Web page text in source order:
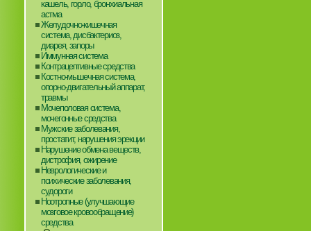
кашель, горло, бронхиальная
астма
Желудочно-кишечная
система, дисбактериоз,
диарея, запоры
Иммунная система
Контрацептивные средства
Костно-мышечная система,
опорно-двигательный аппарат,
травмы
Мочеполовая система,
мочегонные средства
Мужские заболевания,
простатит, нарушения эрекции
Нарушение обмена веществ,
дистрофия, ожирение
Неврологические и
психические заболевания,
судороги
Ноотропные (улучшающие
мозговое кровообращение)
средства